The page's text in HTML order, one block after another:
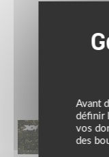
Avant
définir
vos
des